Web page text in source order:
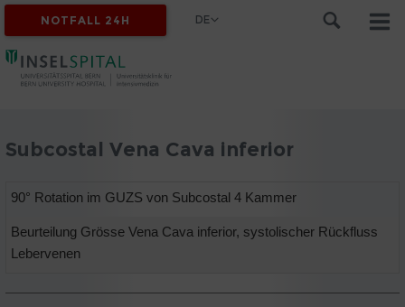
NOTFALL 24H DE
Subcostal Vena Cava inferior
90° Rotation im GUZS von Subcostal 4 Kammer
Beurteilung Grösse Vena Cava inferior, systolischer Rückfluss
Lebervenen